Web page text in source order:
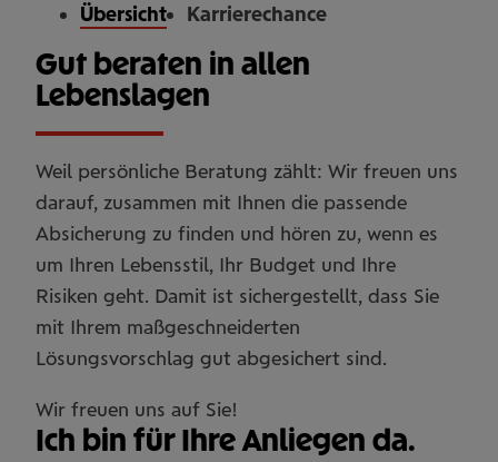
Übersicht Karrierechance
Gut beraten in allen
Lebenslagen
Weil persönliche Beratung zählt: Wir freuen uns
darauf, zusammen mit Ihnen die passende
Absicherung zu finden und hören zu, wenn es
um Ihren Lebensstil, Ihr Budget und Ihre
Risiken geht. Damit ist sichergestellt, dass Sie
mit Ihrem maßgeschneiderten
Lösungsvorschlag gut abgesichert sind.
Wir freuen uns auf Sie!
Ich bin für Ihre Anliegen da.